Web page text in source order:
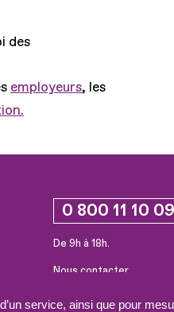
service, ainsi que pour
des
employeurs, les
0 800 11 10 09
De 9h à 18h.
Nous contacter